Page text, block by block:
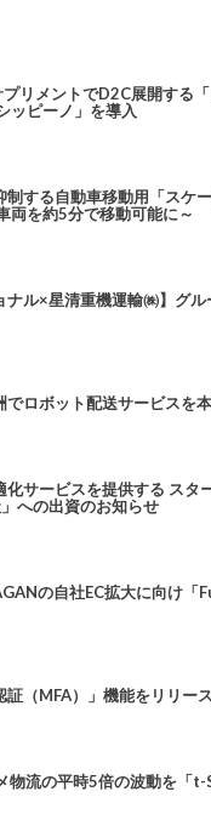
リメントでD2C展開する
ッピーノ」を導入
制する自動車移動用「スケ
両を約5分で移動可能に～
ナル×星清重機運輸㈱】グ
でロボット配送サービスを
化サービスを提供する スタ
への出資のお知らせ
の自社EC拡大に向け
証（MFA）」機能をリリース
物流の平時5倍の波動を「